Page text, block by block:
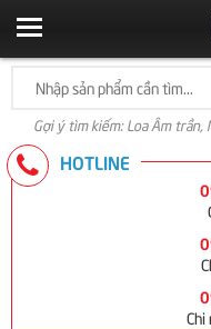
Gợi ý tìm kiếm: Loa Âm trần,
HOTLINE
Chi